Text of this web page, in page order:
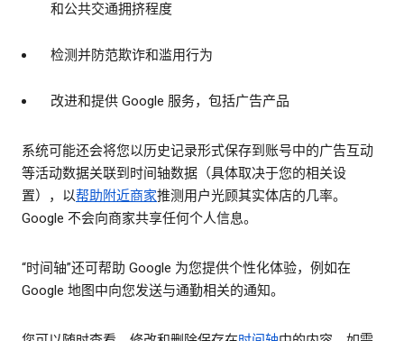
和公共交通拥挤程度
检测并防范欺诈和滥用行为
改进和提供 Google 服务，包括广告产品
系统可能还会将您以历史记录形式保存到账号中的广告互动
等活动数据关联到时间轴数据（具体取决于您的相关设
置），以帮助附近商家推测用户光顾其实体店的几率。
Google 不会向商家共享任何个人信息。
“时间轴”还可帮助 Google 为您提供个性化体验，例如在
Google 地图中向您发送与通勤相关的通知。